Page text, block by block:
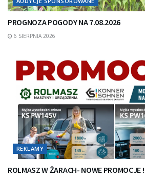
PROGNOZA POGODY NA 7.08.2026
6 SIERPNIA 2026
REKLAMY
ROLMASZ W ŻARACH- NOWE PROMOCJE !